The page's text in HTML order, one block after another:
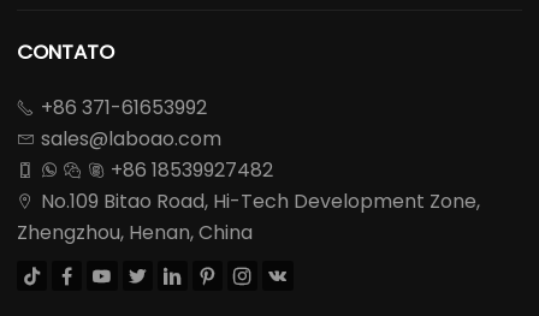
CONTATO
 +86 371-61653992
 sales@laboao.com
    +86 18539927482

No.109 Bitao Road, Hi-Tech Development Zone,
Zhengzhou, Henan, China
       